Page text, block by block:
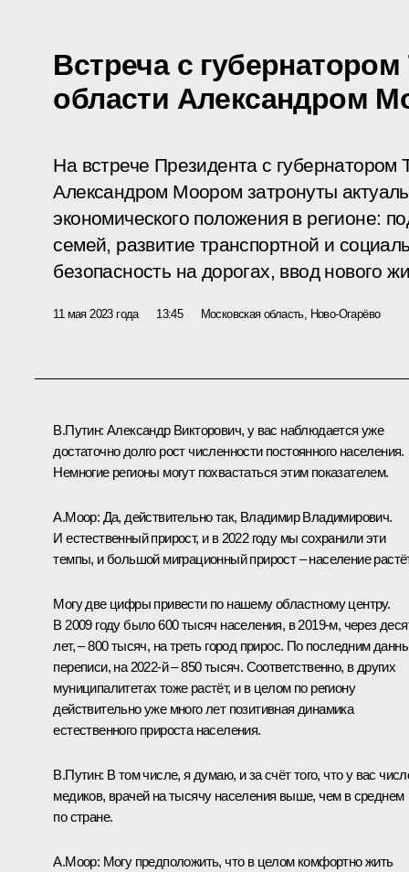
Встреча с
области Александром
На встрече Президента с губернатором
Александром Моором затронуты
экономического положения в регионе:
семей, развитие транспортной и
безопасность на дорогах, ввод нового
11 мая 2023 года 13:45 Московская область, Ново-Огарёво
В.Путин: Александр Викторович, у вас наблюдается уже
достаточно долго рост численности постоянного населения.
Немногие регионы могут похвастаться этим показателем.
А.Моор: Да, действительно так, Владимир Владимирович.
И естественный прирост, и в 2022 году мы сохранили эти
темпы, и большой миграционный прирост – население
Могу две цифры привести по нашему областному центру.
В 2009 году было 600 тысяч населения, в 2019-м, через
лет, – 800 тысяч, на треть город прирос. По последним
переписи, на 2022-й – 850 тысяч. Соответственно, в других
муниципалитетах тоже растёт, и в целом по региону
действительно уже много лет позитивная динамика
естественного прироста населения.
В.Путин: В том числе, я думаю, и за счёт того, что у вас
медиков, врачей на тысячу населения выше, чем в среднем
по стране.
А.Моор: Могу предположить, что в целом комфортно жить